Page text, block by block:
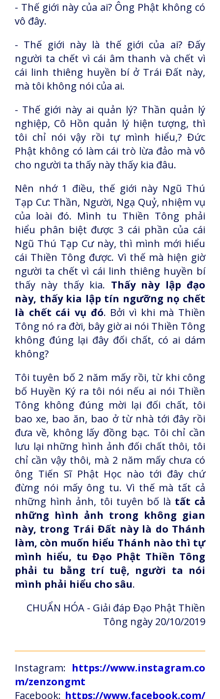
- Thế giới này của ai? Ông Phật không có
vô đây.
- Thế giới này là thế giới của ai? Đấy
người ta chết vì cái âm thanh và chết vì
cái linh thiêng huyền bí ở Trái Đất này,
mà tôi không nói của ai.
- Thế giới này ai quản lý? Thần quản lý
nghiệp, Cô Hồn quản lý hiện tượng, thì
tôi chỉ nói vậy rồi tự mình hiểu,? Đức
Phật không có làm cái trò lừa đảo mà vô
cho người ta thấy này thấy kia đâu.
Nên nhớ 1 điều, thế giới này Ngũ Thú
Tạp Cư: Thần, Người, Ngạ Quỷ, nhiệm vụ
của loài đó. Mình tu Thiền Tông phải
hiểu phân biệt được 3 cái phần của cái
Ngũ Thú Tạp Cư này, thì mình mới hiểu
cái Thiền Tông được. Vì thế mà hiện giờ
người ta chết vì cái linh thiêng huyền bí
thấy này thấy kia. Thấy này lập đạo
này, thấy kia lập tín ngưỡng nọ chết
là chết cái vụ đó. Bởi vì khi mà Thiền
Tông nó ra đời, bây giờ ai nói Thiền Tông
không đúng lại đây đối chất, có ai dám
không?
Tôi tuyên bố 2 năm mấy rồi, từ khi công
bố Huyền Ký ra tôi nói nếu ai nói Thiền
Tông không đúng mời lại đối chất, tôi
bao xe, bao ăn, bao ở từ nhà tới đây rồi
đưa về, không lấy đồng bạc. Tôi chỉ cần
lưu lại những hình ảnh đối chất thôi, tôi
chỉ cần vậy thôi, mà 2 năm mấy chưa có
ông Tiến Sĩ Phật Học nào tới đây chứ
đừng nói mấy ông tu. Vì thế mà tất cả
những hình ảnh, tôi tuyên bố là tất cả
những hình ảnh trong không gian
này, trong Trái Đất này là do Thánh
làm, còn muốn hiểu Thánh nào thì tự
mình hiểu, tu Đạo Phật Thiền Tông
phải tu bằng trí tuệ, người ta nói
mình phải hiểu cho sâu.
CHUẨN HÓA - Giải đáp Đạo Phật Thiền
Tông ngày 20/10/2019
Instagram: https://www.instagram.co
m/zenzongmt
Facebook: https://www.facebook.com/